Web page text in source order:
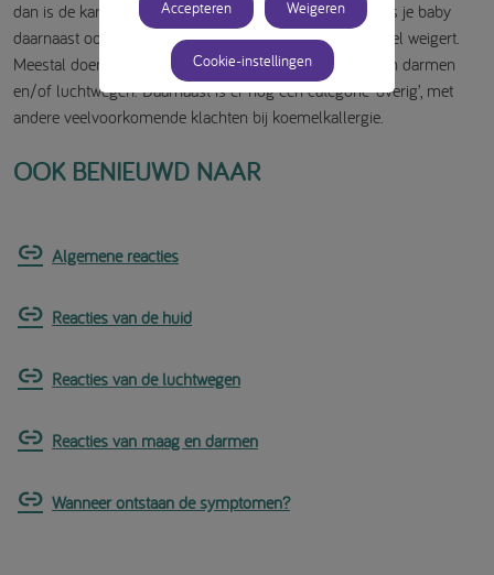
dan is de kans dat het een allergie is, veel kleiner dan als je baby
daarnaast ook een piepende ademhaling heeft of voedsel weigert.
Meestal doen de symptomen zich voor bij huid, maag en darmen
en/of luchtwegen. Daarnaast is er nog een categorie ‘overig’, met
andere veelvoorkomende klachten bij koemelkallergie.
OOK BENIEUWD NAAR
Algemene reacties
Reacties van de huid
Reacties van de luchtwegen
Reacties van maag en darmen
Wanneer ontstaan de symptomen?
Accepteren Weigeren
Cookie-instellingen